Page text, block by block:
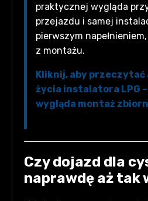
praktycznej wygląda
przejazdu i samej
pierwszym
z montażu.
Kliknij, aby przeczytać
życia instalatora LPG
wygląda montaż
Czy dojazd dla
naprawdę aż tak